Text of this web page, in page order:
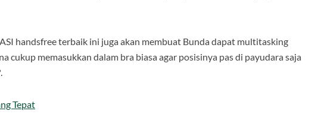
handsfree terbaik ini juga akan membuat Bunda dapat multitasking
cukup memasukkan dalam bra biasa agar posisinya pas di payudara saja
Tepat